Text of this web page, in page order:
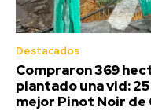
Destacados
Compraron 369
plantado una vid:
mejor Pinot Noir de